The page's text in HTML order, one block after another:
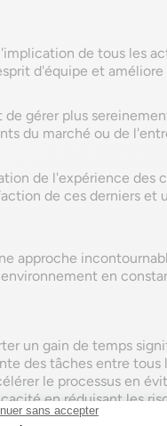
de tous les
d'équipe et
gérer plus
du marché ou de
de l'expérience des
de ces derniers et
approche
en
un gain de temps
des tâches entre tous
le processus en
en réduisant les